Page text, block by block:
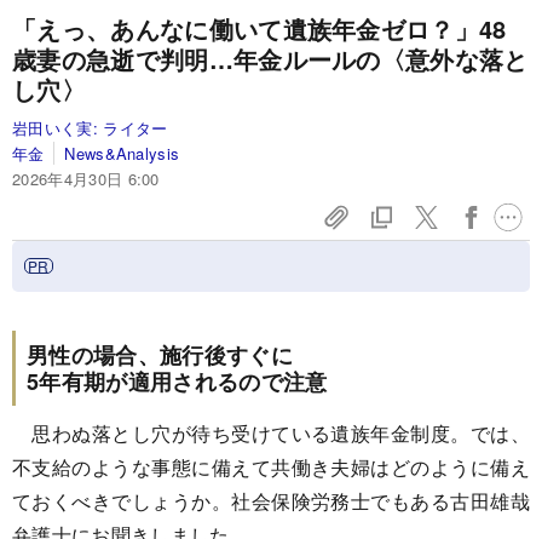
「えっ、あんなに働いて遺族年金ゼロ？」48
歳妻の急逝で判明…年金ルールの〈意外な落と
し穴〉
岩田いく実: ライター
年金
News&Analysis
2026年4月30日 6:00
男性の場合、施行後すぐに
5年有期が適用されるので注意
思わぬ落とし穴が待ち受けている遺族年金制度。では、
不支給のような事態に備えて共働き夫婦はどのように備え
ておくべきでしょうか。社会保険労務士でもある古田雄哉